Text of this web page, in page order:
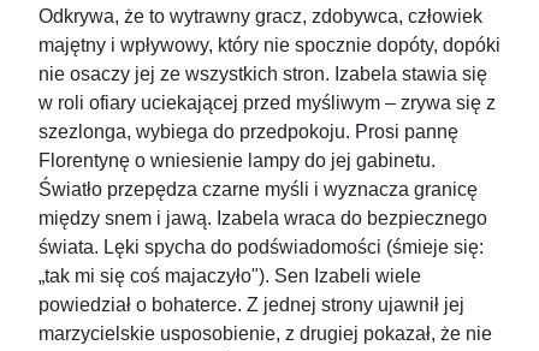
Odkrywa, że to wytrawny gracz, zdobywca, człowiek
majętny i wpływowy, który nie spocznie dopóty, dopóki
nie osaczy jej ze wszystkich stron. Izabela stawia się
w roli ofiary uciekającej przed myśliwym – zrywa się z
szezlonga, wybiega do przedpokoju. Prosi pannę
Florentynę o wniesienie lampy do jej gabinetu.
Światło przepędza czarne myśli i wyznacza granicę
między snem i jawą. Izabela wraca do bezpiecznego
świata. Lęki spycha do podświadomości (śmieje się:
„tak mi się coś majaczyło"). Sen Izabeli wiele
powiedział o bohaterce. Z jednej strony ujawnił jej
marzycielskie usposobienie, z drugiej pokazał, że nie